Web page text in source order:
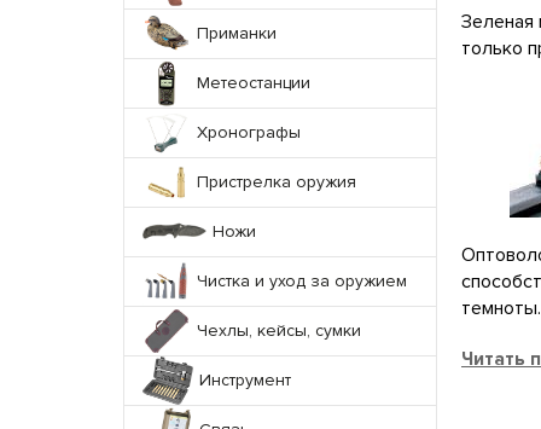
Приманки
Метеостанции
Хронографы
Пристрелка оружия
Ножи
Чистка и уход за оружием
Чехлы, кейсы, сумки
Инструмент
Зеленая
только
Читать